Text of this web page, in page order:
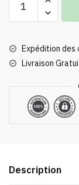
Kaonashi
Expédition des
Livraison
Description